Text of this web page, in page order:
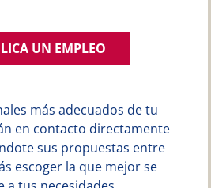
UN EMPLEO
más adecuados de tu
en contacto directamente
sus propuestas entre
escoger la que mejor se